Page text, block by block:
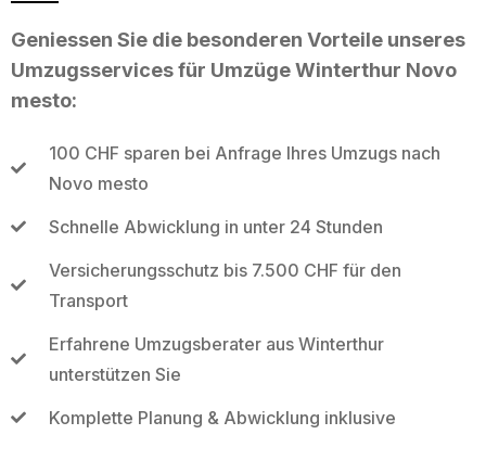
Geniessen Sie die besonderen Vorteile unseres
Umzugsservices für Umzüge Winterthur Novo
mesto:
100 CHF sparen bei Anfrage Ihres Umzugs nach
Novo mesto
Schnelle Abwicklung in unter 24 Stunden
Versicherungsschutz bis 7.500 CHF für den
Transport
Erfahrene Umzugsberater aus Winterthur
unterstützen Sie
Komplette Planung & Abwicklung inklusive